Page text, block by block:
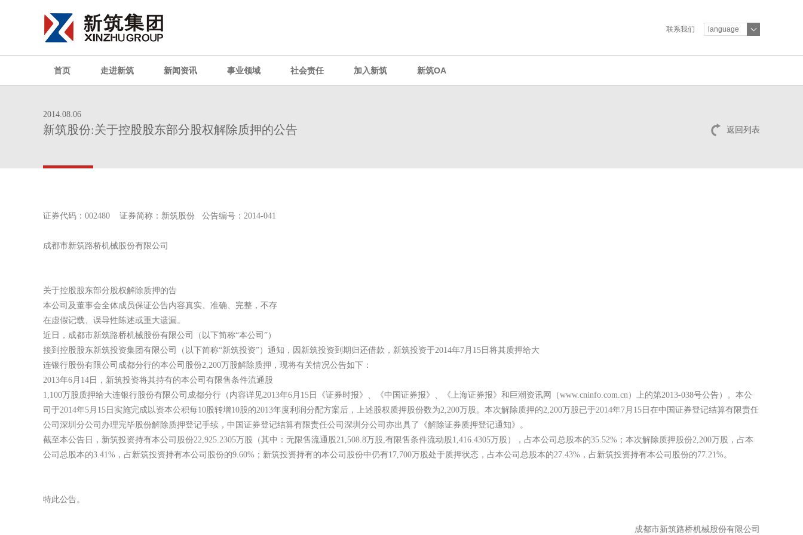
联系我们 language
首页 走进新筑 新闻资讯 事业领域 社会责任 加入新筑 新筑OA
返回列表
2014.08.06
新筑股份:关于控股股东部分股权解除质押的公告
证券代码：002480 证券简称：新筑股份 公告编号：2014-041
成都市新筑路桥机械股份有限公司
关于控股股东部分股权解除质押的告
本公司及董事会全体成员保证公告内容真实、准确、完整，不存
在虚假记载、误导性陈述或重大遗漏。
近日，成都市新筑路桥机械股份有限公司（以下简称“本公司”）
接到控股股东新筑投资集团有限公司（以下简称“新筑投资”）通知，因新筑投资到期归还借款，新筑投资于2014年7月15日将其质押给大
连银行股份有限公司成都分行的本公司股份2,200万股解除质押，现将有关情况公告如下：
2013年6月14日，新筑投资将其持有的本公司有限售条件流通股
1,100万股质押给大连银行股份有限公司成都分行（内容详见2013年6月15日《证券时报》、《中国证券报》、《上海证券报》和巨潮资讯网（www.cninfo.com.cn）上的第2013-038号公告）。本公
司于2014年5月15日实施完成以资本公积每10股转增10股的2013年度利润分配方案后，上述股权质押股份数为2,200万股。本次解除质押的2,200万股已于2014年7月15日在中国证券登记结算有限责任
公司深圳分公司办理完毕股份解除质押登记手续，中国证券登记结算有限责任公司深圳分公司亦出具了《解除证券质押登记通知》。
截至本公告日，新筑投资持有本公司股份22,925.2305万股（其中：无限售流通股21,508.8万股,有限售条件流动股1,416.4305万股），占本公司总股本的35.52%；本次解除质押股份2,200万股，占本
公司总股本的3.41%，占新筑投资持有本公司股份的9.60%；新筑投资持有的本公司股份中仍有17,700万股处于质押状态，占本公司总股本的27.43%，占新筑投资持有本公司股份的77.21%。
特此公告。
成都市新筑路桥机械股份有限公司